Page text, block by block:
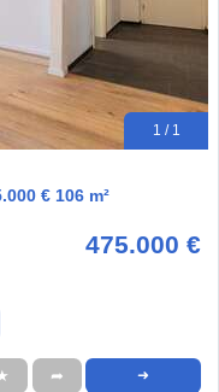
1 / 1
€ 106 m²
475.000 €
➦ ➜